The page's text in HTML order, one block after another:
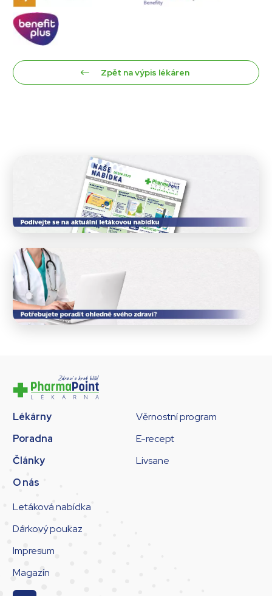
Zpět na výpis lékáren
Lékárny
Poradna
Články
O nás
Věrnostní program
E-recept
Livsane
Letáková nabídka
Dárkový poukaz
Impresum
Magazín